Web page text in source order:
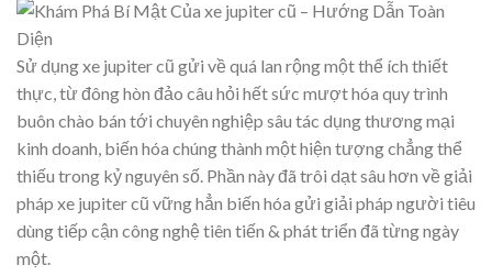
Sử dụng xe jupiter cũ gửi về quá lan rộng một thể ích thiết
thực, từ đông hòn đảo câu hỏi hết sức mượt hóa quy trình
buôn chào bán tới chuyên nghiệp sâu tác dụng thương mại
kinh doanh, biến hóa chúng thành một hiện tượng chẳng thể
thiếu trong kỷ nguyên số. Phần này đã trôi dạt sâu hơn về giải
pháp xe jupiter cũ vững hẳn biến hóa gửi giải pháp người tiêu
dùng tiếp cận công nghệ tiên tiến & phát triển đã từng ngày
một.